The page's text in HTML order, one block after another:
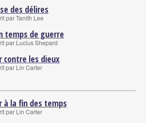
des délires
par Tanith Lee
temps de guerre
par Lucius Shepard
contre les dieux
par Lin Carter
à la fin des temps
par Lin Carter